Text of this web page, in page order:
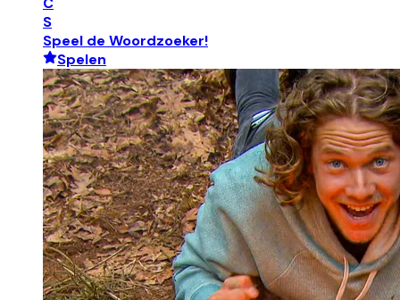
S
Speel de Woordzoeker!
Spelen